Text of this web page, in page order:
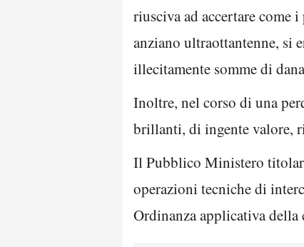
riusciva ad accertare come
anziano ultraottantenne, si
illecitamente somme di
Inoltre, nel corso di una
brillanti, di ingente valore,
Il Pubblico Ministero
operazioni tecniche di
Ordinanza applicativa della